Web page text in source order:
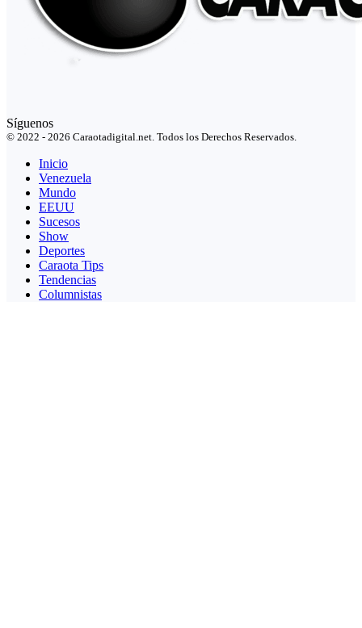
Síguenos
© 2022 - 2026 Caraotadigital.net. Todos los Derechos Reservados.
Inicio
Venezuela
Mundo
EEUU
Sucesos
Show
Deportes
Caraota Tips
Tendencias
Columnistas